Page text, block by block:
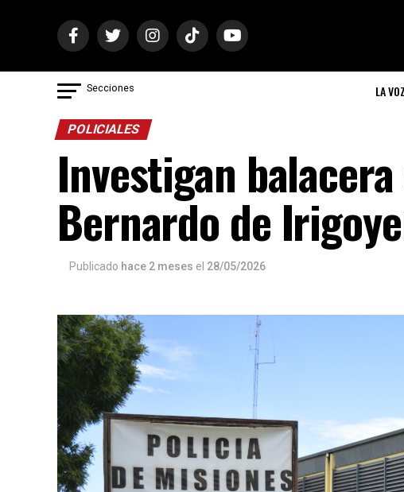
Secciones LA
POLICIALES
Investigan
Bernardo de
Publicado hace 2 meses el 28/05/2026